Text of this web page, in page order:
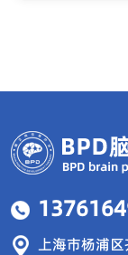
上海市杨浦